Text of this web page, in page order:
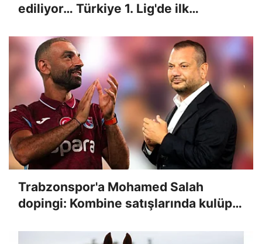
ediliyor… Türkiye 1. Lig'de ilk
Misli'den günün tüyoları
Trabzonspor'a Mohamed Salah
dopingi: Kombine satışlarında kulüp